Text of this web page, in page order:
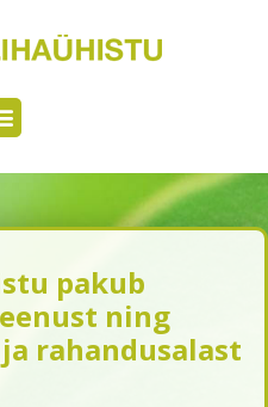
pakub
ning
rahandusalast